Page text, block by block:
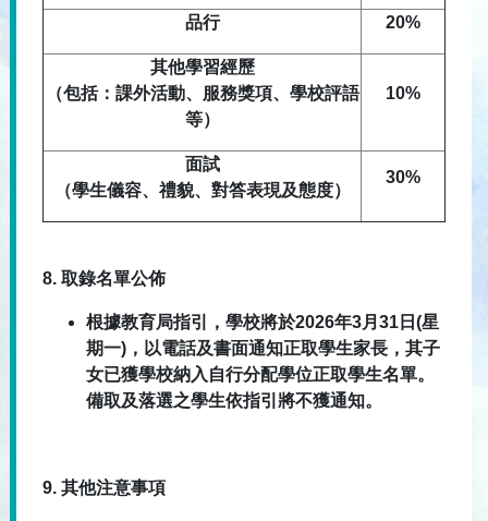
品行 20%
其他學習經歷
（包括：課外活動、服務獎項、學校評語
等）
10%
面試
（學生儀容、禮貌、對答表現及態度）
30%
8. 取錄名單公佈
根據教育局指引，學校將於2026年3月31日(星
期一)，以電話及書面通知正取學生家長，其子
女已獲學校納入自行分配學位正取學生名單。
備取及落選之學生依指引將不獲通知。
9. 其他注意事項